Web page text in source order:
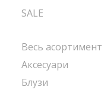
SALE
Весь асортимент
Аксесуари
Блузи